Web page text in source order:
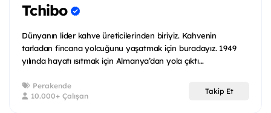
Tchibo
Dünyanın lider kahve üreticilerinden biriyiz. Kahvenin
tarladan fincana yolcuğunu yaşatmak için buradayız. 1949
yılında hayatı ısıtmak için Almanya’dan yola çıktı...
Perakende
10.000+ Çalışan
Takip Et